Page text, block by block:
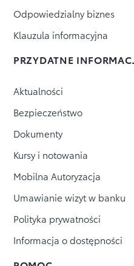
Odpowiedzialny biznes
Klauzula informacyjna
PRZYDATNE
Aktualności
Bezpieczeństwo
Dokumenty
Kursy i notowania
Mobilna Autoryzacja
Umawianie wizyt w banku
Polityka prywatności
Informacja o dostępności